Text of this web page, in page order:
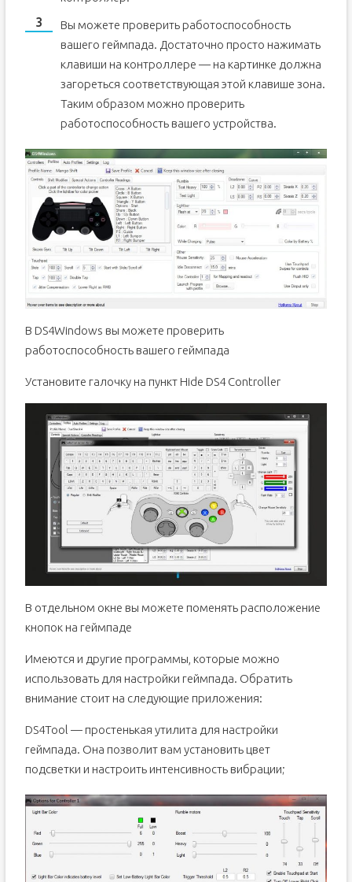
Вы можете проверить работоспособность
вашего геймпада. Достаточно просто нажимать
клавиши на контроллере — на картинке должна
загореться соответствующая этой клавише зона.
Таким образом можно проверить
работоспособность вашего устройства.
В DS4Windows вы можете проверить
работоспособность вашего геймпада
Установите галочку на пункт Hide DS4 Controller
В отдельном окне вы можете поменять расположение
кнопок на геймпаде
Имеются и другие программы, которые можно
использовать для настройки геймпада. Обратить
внимание стоит на следующие приложения:
DS4Tool — простенькая утилита для настройки
геймпада. Она позволит вам установить цвет
подсветки и настроить интенсивность вибрации;